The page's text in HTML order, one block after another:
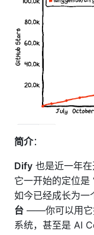
简介：
Dify 也是近一年在
它一开始的定位是
如今已经成长为一
台 ——你可以用它
系统，甚至是 AI